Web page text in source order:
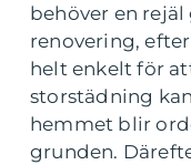
behöver en
renovering,
helt enkelt för
storstädning
hemmet blir
grunden.